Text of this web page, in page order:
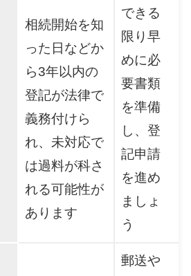
相続開始を知
った日などか
ら3年以内の
登記が法律で
義務付けら
れ、未対応で
は過料が科さ
れる可能性が
あります
できる
限り早
めに必
要書類
を準備
し、登
記申請
を進め
ましょ
う
郵送や